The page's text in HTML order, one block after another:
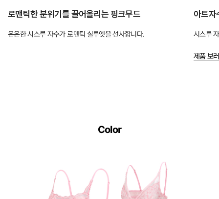
로맨틱한 분위기를 끌어올리는 핑크무드
은은한 시스루 자수가 로맨틱 실루엣을 선사합니다.
아트자
시스루
제품 보
Color